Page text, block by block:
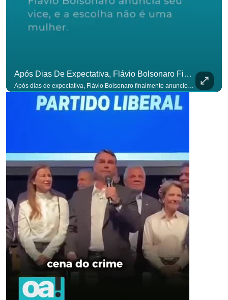
Após Dias De Expectativa, Flávio Bolsonaro Finalmente Anunciou Seu Vice. #OAntagonista